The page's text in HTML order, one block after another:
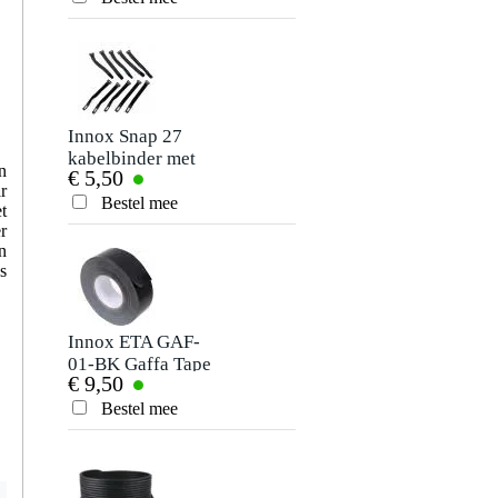
Verstuur
Innox Snap 27
kabelbinder met
klittenband smal
zwart (10 stuks)
€ 5,50
Bestel mee
Innox ETA GAF-
01-BK Gaffa Tape
50 mm x 50 m
zwart
€ 9,50
Bestel mee